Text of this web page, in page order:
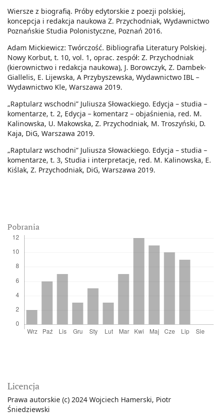
Pobrania
Wiersze z biografią. Próby edytorskie z poezji polskiej,
koncepcja i redakcja naukowa Z. Przychodniak, Wydawnictwo
Poznańskie Studia Polonistyczne, Poznań 2016.
Adam Mickiewicz: Twórczość. Bibliografia Literatury Polskiej.
Nowy Korbut, t. 10, vol. 1, oprac. zespół: Z. Przychodniak
(kierownictwo i redakcja naukowa), J. Borowczyk, Z. Dambek-
Giallelis, E. Lijewska, A Przybyszewska, Wydawnictwo IBL –
Wydawnictwo Kle, Warszawa 2019.
„Raptularz wschodni” Juliusza Słowackiego. Edycja – studia –
komentarze, t. 2, Edycja – komentarz – objaśnienia, red. M.
Kalinowska, U. Makowska, Z. Przychodniak, M. Troszyński, D.
Kaja, DiG, Warszawa 2019.
„Raptularz wschodni” Juliusza Słowackiego. Edycja – studia –
komentarze, t. 3, Studia i interpretacje, red. M. Kalinowska, E.
Kiślak, Z. Przychodniak, DiG, Warszawa 2019.
Licencja
Prawa autorskie (c) 2024 Wojciech Hamerski, Piotr
Śniedziewski